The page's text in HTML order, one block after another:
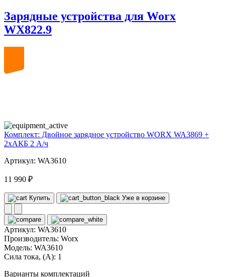
Зарядные устройства для Worx
WX822.9
Комплект: Двойное зарядное устройство WORX WA3869 +
2xАКБ 2 А/ч
Артикул: WA3610
11 990 ₽
Купить Уже в корзине
Артикул: WA3610
Производитель: Worx
Модель: WA3610
Сила тока, (А): 1
Варианты комплектаций